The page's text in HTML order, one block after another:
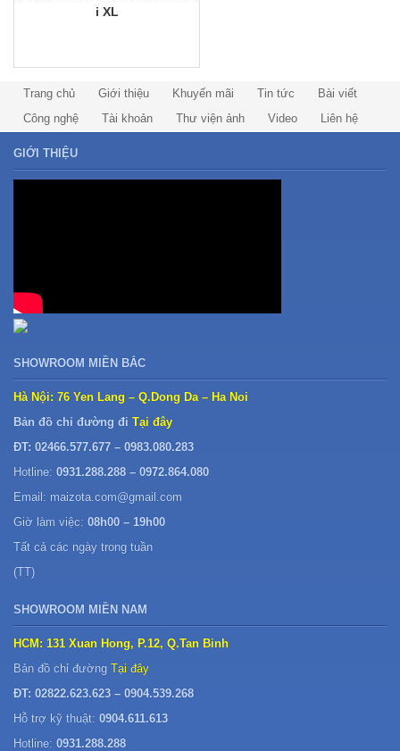
i XL
Trang chủ Giới thiệu Khuyến mãi Tin tức
Bài viết
Công nghệ
Tài khoản Thư viện ảnh Video Liên hệ
GIỚI THIỆU
SHOWROOM MIỀN BẮC
Hà Nội: 76 Yen Lang – Q.Dong Da – Ha Noi
Bản đồ chỉ đường đi Tại đây
ĐT: 02466.577.677 – 0983.080.283
Hotline: 0931.288.288 – 0972.864.080
Email: maizota.com@gmail.com
Giờ làm việc: 08h00 – 19h00
Tất cả các ngày trong tuần
(TT)
SHOWROOM MIỀN NAM
HCM: 131 Xuan Hong, P.12, Q.Tan Binh
Bản đồ chỉ đường Tại đây
ĐT: 02822.623.623 – 0904.539.268
Hỗ trợ kỹ thuật: 0904.611.613
Hotline: 0931.288.288